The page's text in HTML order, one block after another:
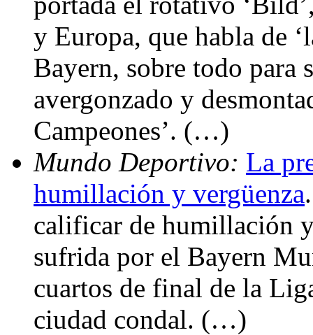
y Europa, que habla de
Bayern, sobre todo para
avergonzado y
Campeones’. (…)
Mundo Deportivo: La
humillación y vergüenza
calificar de humillación
sufrida por el Bayern
cuartos de final de la
ciudad condal. (…)